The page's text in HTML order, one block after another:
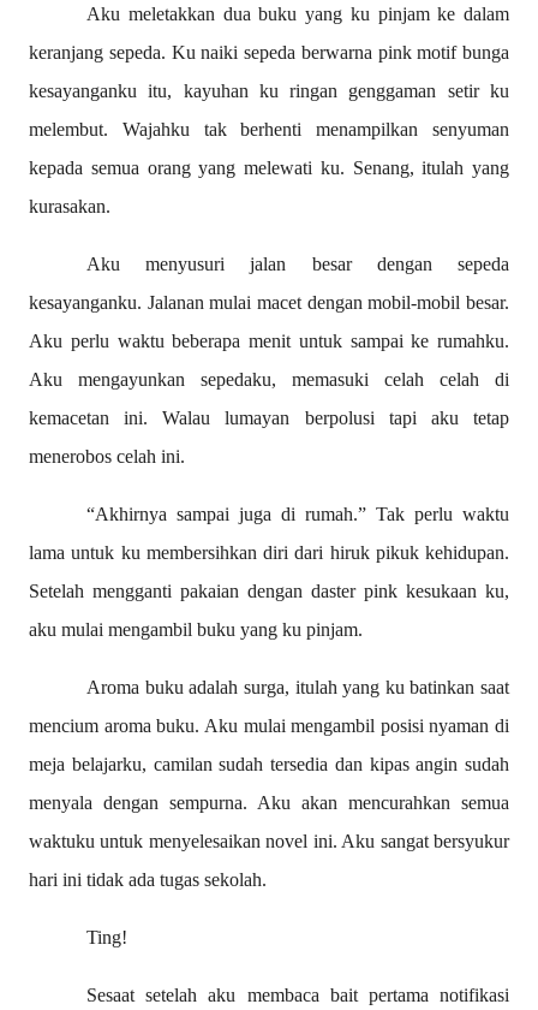
Aku meletakkan dua buku yang ku pinjam ke dalam
keranjang sepeda. Ku naiki sepeda berwarna pink motif bunga
kesayanganku itu, kayuhan ku ringan genggaman setir ku
melembut. Wajahku tak berhenti menampilkan senyuman
kepada semua orang yang melewati ku. Senang, itulah yang
kurasakan.
Aku menyusuri jalan besar dengan sepeda
kesayanganku. Jalanan mulai macet dengan mobil-mobil besar.
Aku perlu waktu beberapa menit untuk sampai ke rumahku.
Aku mengayunkan sepedaku, memasuki celah celah di
kemacetan ini. Walau lumayan berpolusi tapi aku tetap
menerobos celah ini.
“Akhirnya sampai juga di rumah.” Tak perlu waktu
lama untuk ku membersihkan diri dari hiruk pikuk kehidupan.
Setelah mengganti pakaian dengan daster pink kesukaan ku,
aku mulai mengambil buku yang ku pinjam.
Aroma buku adalah surga, itulah yang ku batinkan saat
mencium aroma buku. Aku mulai mengambil posisi nyaman di
meja belajarku, camilan sudah tersedia dan kipas angin sudah
menyala dengan sempurna. Aku akan mencurahkan semua
waktuku untuk menyelesaikan novel ini. Aku sangat bersyukur
hari ini tidak ada tugas sekolah.
Ting!
Sesaat setelah aku membaca bait pertama notifikasi